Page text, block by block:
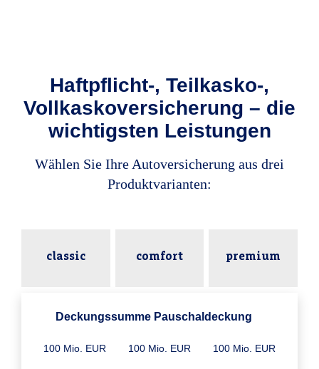
Haftpflicht-, Teilkasko-,
Vollkaskoversicherung – die
wichtigsten Leistungen
Wählen Sie Ihre Autoversicherung aus drei
Produktvarianten:
classic comfort premium
Deckungssumme Pauschaldeckung
100 Mio. EUR 100 Mio. EUR 100 Mio. EUR